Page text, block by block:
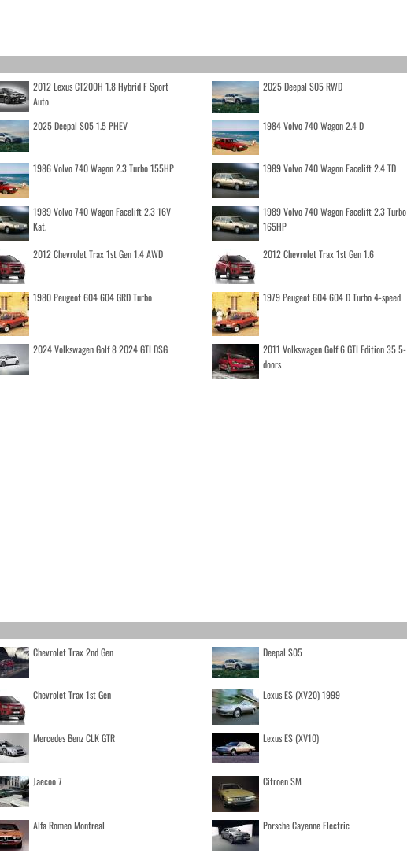
2012 Lexus CT200H 1.8 Hybrid F Sport
Auto
2025 Deepal S05 RWD
2025 Deepal S05 1.5 PHEV 1984 Volvo 740 Wagon 2.4 D
1986 Volvo 740 Wagon 2.3 Turbo 155HP 1989 Volvo 740 Wagon Facelift 2.4 TD
1989 Volvo 740 Wagon Facelift 2.3 16V
Kat.
1989 Volvo 740 Wagon Facelift 2.3 Turbo
165HP
2012 Chevrolet Trax 1st Gen 1.4 AWD 2012 Chevrolet Trax 1st Gen 1.6
1980 Peugeot 604 604 GRD Turbo 1979 Peugeot 604 604 D Turbo 4-speed
2024 Volkswagen Golf 8 2024 GTI DSG
2011 Volkswagen Golf 6 GTI Edition 35 5-
doors
Chevrolet Trax 2nd Gen Deepal S05
Chevrolet Trax 1st Gen Lexus ES (XV20) 1999
Mercedes Benz CLK GTR Lexus ES (XV10)
Jaecoo 7 Citroen SM
Alfa Romeo Montreal Porsche Cayenne Electric